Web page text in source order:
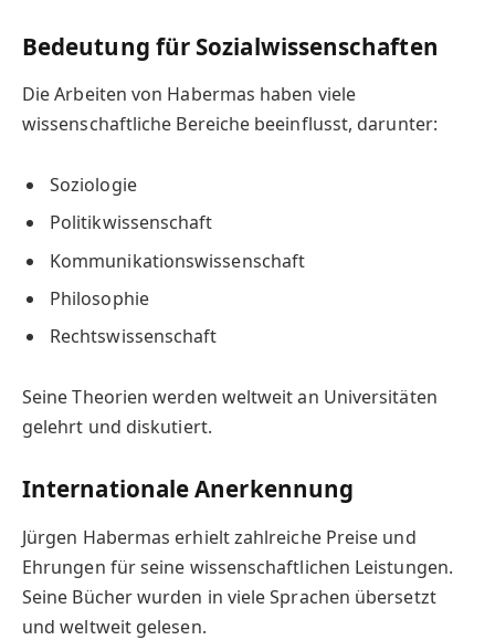
Bedeutung für Sozialwissenschaften
Die Arbeiten von Habermas haben viele
wissenschaftliche Bereiche beeinflusst, darunter:
Soziologie
Politikwissenschaft
Kommunikationswissenschaft
Philosophie
Rechtswissenschaft
Seine Theorien werden weltweit an Universitäten
gelehrt und diskutiert.
Internationale Anerkennung
Jürgen Habermas erhielt zahlreiche Preise und
Ehrungen für seine wissenschaftlichen Leistungen.
Seine Bücher wurden in viele Sprachen übersetzt
und weltweit gelesen.